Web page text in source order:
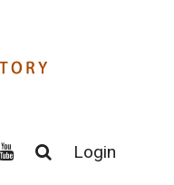
Login